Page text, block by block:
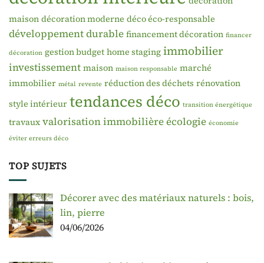
maison décoration moderne déco éco-responsable
développement durable financement décoration financer
décoration gestion budget home staging immobilier
investissement maison maison responsable marché
immobilier métal revente réduction des déchets rénovation
style intérieur tendances déco transition énergétique
travaux valorisation immobilièreécologie économie
éviter erreurs déco
TOP SUJETS
Décorer avec des matériaux naturels : bois,
lin, pierre
04/06/2026